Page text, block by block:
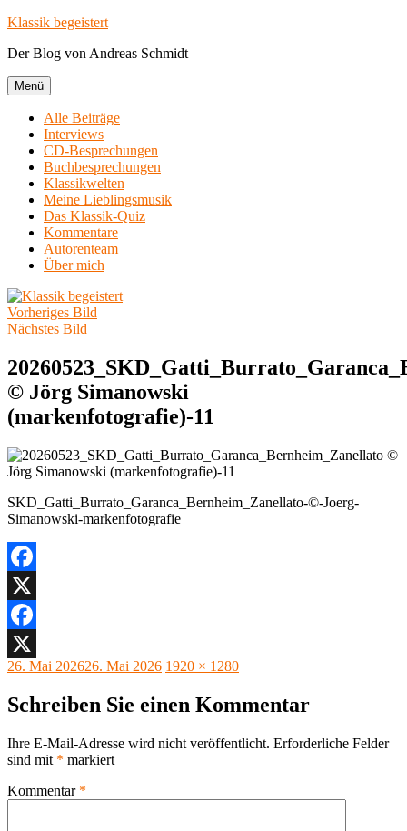
Zum
springen
Klassik begeistert
Der Blog von Andreas Schmidt
Menü
Alle Beiträge
Interviews
CD-Besprechungen
Buchbesprechungen
Klassikwelten
Meine Lieblingsmusik
Das Klassik-Quiz
Kommentare
Autorenteam
Über mich
Vorheriges Bild
Nächstes Bild
© Jörg Simanowski
(markenfotografie)-11
SKD_Gatti_Burrato_Garanca_Bernheim_Zanellato-©-Joerg-
Simanowski-markenfotografie
Facebook
X
Facebook
X
Veröffentlicht
26. Mai 202626. Mai 2026 Originalgröße
1920 × 1280
Schreiben Sie einen Kommentar
Ihre E-Mail-Adresse wird nicht veröffentlicht. Erforderliche Felder
sind mit * markiert
Kommentar *